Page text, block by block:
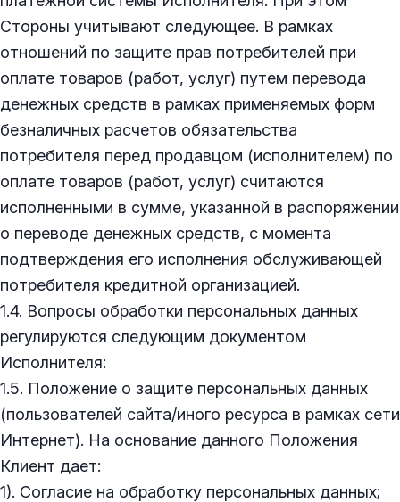
Стороны учитывают следующее. В рамках
отношений по защите прав потребителей при
оплате товаров (работ, услуг) путем перевода
денежных средств в рамках применяемых форм
безналичных расчетов обязательства
потребителя перед продавцом (исполнителем) по
оплате товаров (работ, услуг) считаются
исполненными в сумме, указанной в распоряжении
о переводе денежных средств, с момента
подтверждения его исполнения обслуживающей
потребителя кредитной организацией.
1.4. Вопросы обработки персональных данных
регулируются следующим документом
Исполнителя:
1.5. Положение о защите персональных данных
(пользователей сайта/иного ресурса в рамках сети
Интернет). На основание данного Положения
Клиент дает:
1). Согласие на обработку персональных данных;